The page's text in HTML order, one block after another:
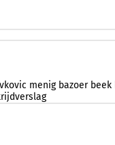
menig bazoer beek